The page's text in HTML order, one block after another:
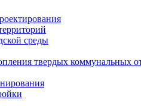
среды
твердых коммунальных